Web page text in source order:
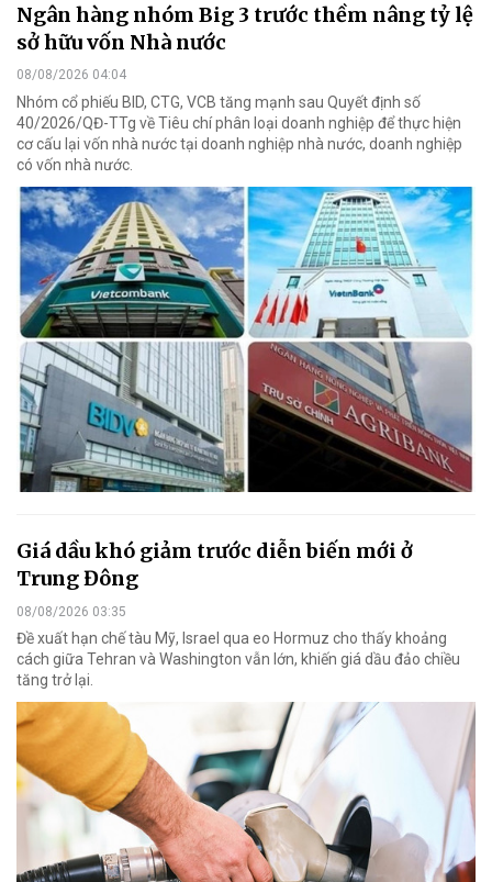
Ngân hàng nhóm Big 3 trước thềm nâng tỷ lệ
sở hữu vốn Nhà nước
08/08/2026 04:04
Nhóm cổ phiếu BID, CTG, VCB tăng mạnh sau Quyết định số
40/2026/QĐ-TTg về Tiêu chí phân loại doanh nghiệp để thực hiện
cơ cấu lại vốn nhà nước tại doanh nghiệp nhà nước, doanh nghiệp
có vốn nhà nước.
Giá dầu khó giảm trước diễn biến mới ở
Trung Đông
08/08/2026 03:35
Đề xuất hạn chế tàu Mỹ, Israel qua eo Hormuz cho thấy khoảng
cách giữa Tehran và Washington vẫn lớn, khiến giá dầu đảo chiều
tăng trở lại.